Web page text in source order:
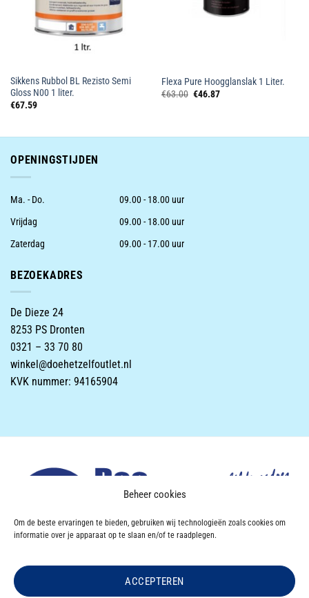
Beheer cookies
Om de beste ervaringen te bieden, gebruiken wij technologieën zoals cookies om
informatie over je apparaat op te slaan en/of te raadplegen.
ACCEPTEREN
Sikkens Rubbol BL Rezisto Semi
Gloss N00 1 liter.
€67.59
Flexa Pure Hoogglanslak 1 Liter.
€63.00 Oorspronkelijke
€46.87Huidige
OPENINGSTIJDEN
Ma. - Do.
09.00 - 18.00 uur
Vrijdag
09.00 - 18.00 uur
Zaterdag
09.00 - 17.00 uur
BEZOEKADRES
De Dieze 24
8253 PS Dronten
0321 – 33 70 80
winkel@doehetzelfoutlet.nl
KVK nummer: 94165904